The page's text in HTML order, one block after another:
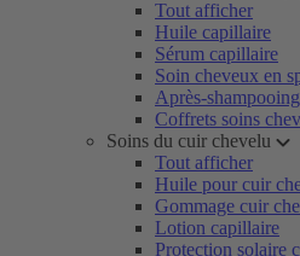
Tout afficher
Huile capillaire
Sérum capillaire
Soin cheveux en
Après-
Coffrets soins
Soins du cuir chevelu
Tout afficher
Huile pour cuir
Gommage cuir
Lotion capillaire
Protection solaire